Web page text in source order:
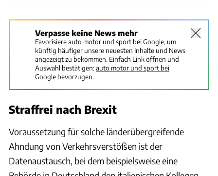
Verpasse keine News mehr
Favorisiere auto motor und sport bei Google, um
künftig häufiger unsere neuesten Inhalte und News
angezeigt zu bekommen. Einfach Link öffnen und
Auswahl bestätigen:auto motor und sport bei
Google bevorzugen.
Straffrei nach Brexit
Voraussetzung für solche länderübergreifende
Ahndung von Verkehrsverstößen ist der
Datenaustausch, bei dem beispielsweise eine